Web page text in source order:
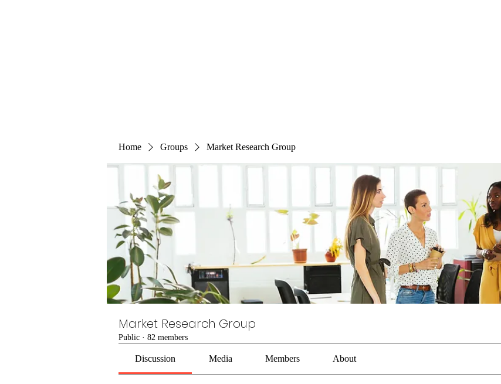
Home Groups Market Research Group
Market Research Group
Public · 82 members
Discussion Media Members About